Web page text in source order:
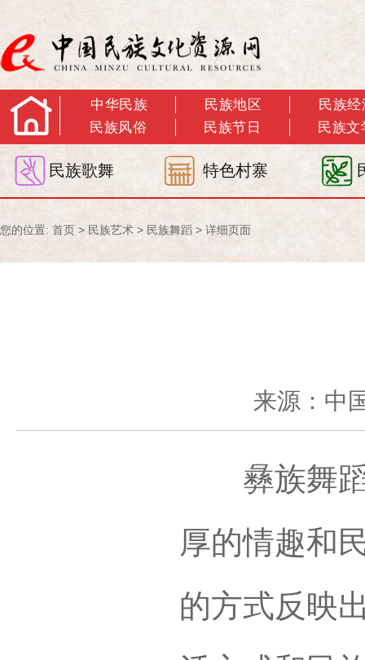
中华民族 民族地区
民族经
民族风俗
民族节日 民族文
民族歌舞 特色村寨
您的位置: 首页 > 民族艺术 > 民族舞蹈 > 详细页面
来源：中
彝族舞蹈
厚的情趣和
的方式反映